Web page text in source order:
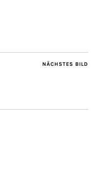
NÄCHSTES BILD